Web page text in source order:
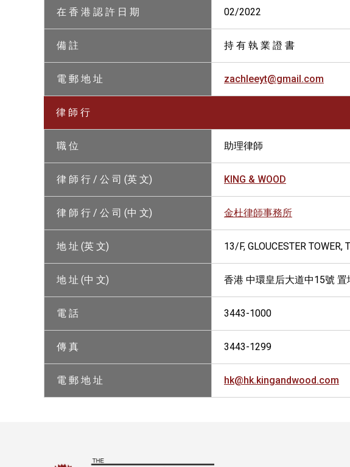
在 香 港 認 許 日 期 02/2022
備 註 持 有 執 業 證 書
電 郵 地 址 zachleeyt@gmail.com
律 師 行
職 位 助理律師
律 師 行 / 公 司 (英 文) KING & WOOD
律 師 行 / 公 司 (中 文) 金杜律師事務所
地 址 (英 文) 13/F, GLOUCESTER TOWER,
地 址 (中 文) 香港 中環皇后大道中15號
電 話 3443-1000
傳 真 3443-1299
電 郵 地 址 hk@hk.kingandwood.com